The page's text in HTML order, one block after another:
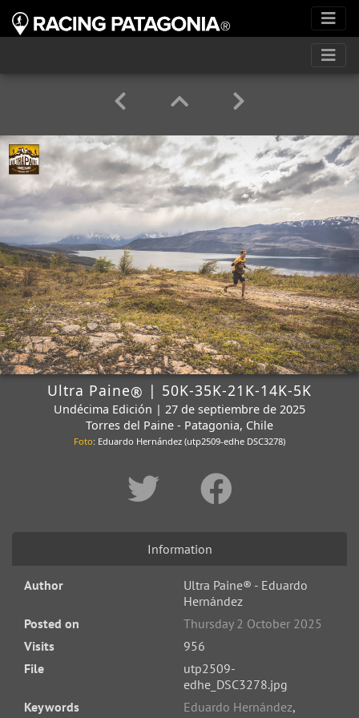
Ultra Paine® | 50K-35K-21K-14K-5K
Undécima Edición | 27 de septiembre de 2025
Torres del Paine - Patagonia, Chile
Foto: Eduardo Hernández (utp2509-edhe DSC3278)
Information
Author
Ultra Paine® - Eduardo
Hernández
Posted on
Thursday 2 October 2025
Visits
956
File
utp2509-
edhe_DSC3278.jpg
Keywords
Eduardo Hernández,